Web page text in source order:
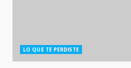
LO QUE TE PERDISTE